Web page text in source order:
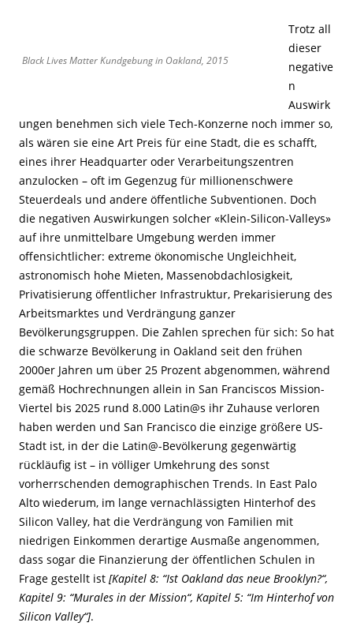
Black Lives Matter Kundgebung in Oakland, 2015
Trotz all
dieser
negative
n
Auswirk
ungen benehmen sich viele Tech-Konzerne noch immer so,
als wären sie eine Art Preis für eine Stadt, die es schafft,
eines ihrer Headquarter oder Verarbeitungszentren
anzulocken – oft im Gegenzug für millionenschwere
Steuerdeals und andere öffentliche Subventionen. Doch
die negativen Auswirkungen solcher «Klein-Silicon-Valleys»
auf ihre unmittelbare Umgebung werden immer
offensichtlicher: extreme ökonomische Ungleichheit,
astronomisch hohe Mieten, Massenobdachlosigkeit,
Privatisierung öffentlicher Infrastruktur, Prekarisierung des
Arbeitsmarktes und Verdrängung ganzer
Bevölkerungsgruppen. Die Zahlen sprechen für sich: So hat
die schwarze Bevölkerung in Oakland seit den frühen
2000er Jahren um über 25 Prozent abgenommen, während
gemäß Hochrechnungen allein in San Franciscos Mission-
Viertel bis 2025 rund 8.000 Latin@s ihr Zuhause verloren
haben werden und San Francisco die einzige größere US-
Stadt ist, in der die Latin@-Bevölkerung gegenwärtig
rückläufig ist – in völliger Umkehrung des sonst
vorherrschenden demographischen Trends. In East Palo
Alto wiederum, im lange vernachlässigten Hinterhof des
Silicon Valley, hat die Verdrängung von Familien mit
niedrigen Einkommen derartige Ausmaße angenommen,
dass sogar die Finanzierung der öffentlichen Schulen in
Frage gestellt ist [Kapitel 8: “Ist Oakland das neue Brooklyn?“,
Kapitel 9: “Murales in der Mission“, Kapitel 5: “Im Hinterhof von
Silicon Valley“].